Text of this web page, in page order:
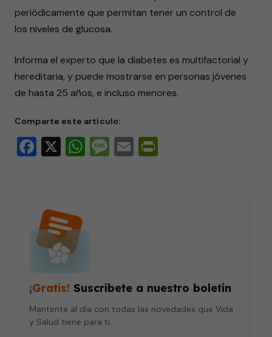
periódicamente que permitan tener un control de
los niveles de glucosa.
Informa el experto que la diabetes es multifactorial y
hereditaria, y puede mostrarse en personas jóvenes
de hasta 25 años, e incluso menores.
Comparte este artículo:
Facebook
X WhatsApp
Message
Email
¡Gratis! Suscríbete a nuestro boletín
Mantente al día con todas las novedades que Vida
y Salud tiene para ti.